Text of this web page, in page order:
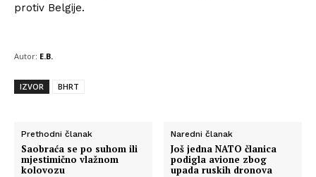
protiv Belgije.
Autor: E.B.
IZVOR BHRT
Prethodni članak
Saobraća se po suhom ili
mjestimično vlažnom
kolovozu
Naredni članak
Još jedna NATO članica
podigla avione zbog
upada ruskih dronova